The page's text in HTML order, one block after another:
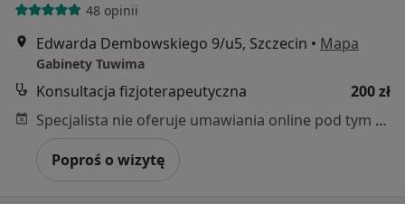
48 opinii
Edwarda Dembowskiego 9/u5, Szczecin • Mapa
Gabinety Tuwima
Konsultacja fizjoterapeutyczna
200 zł
Specjalista nie oferuje umawiania online pod tym adresem.
Poproś o wizytę